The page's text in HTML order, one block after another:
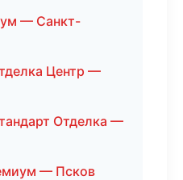
— Санкт-
Центр —
Отделка —
— Псков